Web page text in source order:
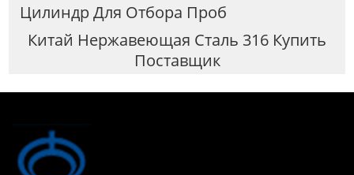
Цилиндр Для Отбора Проб
Китай Нержавеющая Сталь 316 Купить
Поставщик